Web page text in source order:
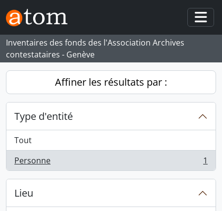
Skip to main content
Inventaires des fonds des l'Association Archives
contestataires - Genève
Affiner les résultats par :
Type d'entité
Tout
Personne
, 1 résultats 1
Lieu